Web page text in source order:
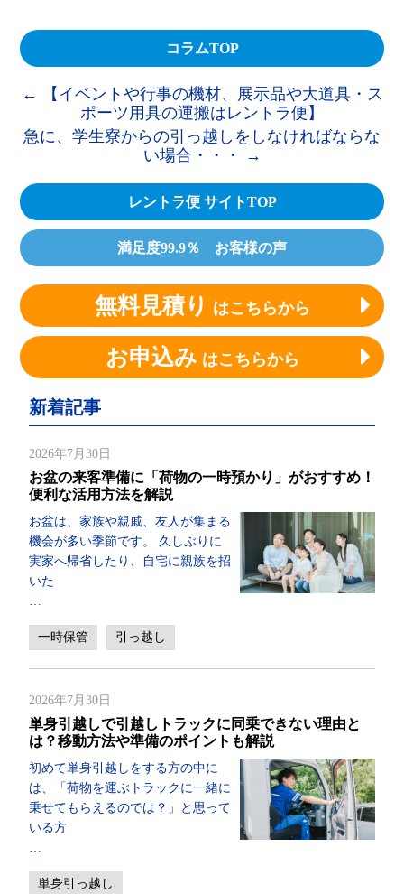
コラムTOP
←
【イベントや行事の機材、展示品や大道具・ス
ポーツ用具の運搬はレントラ便】
急に、学生寮からの引っ越しをしなければならな
い場合・・・
→
レントラ便 サイトTOP
満足度99.9％ お客様の声
無料見積り はこちらから
お申込み はこちらから
新着記事
2026年7月30日
お盆の来客準備に「荷物の一時預かり」がおすすめ！
便利な活用方法を解説
お盆は、家族や親戚、友人が集まる
機会が多い季節です。 久しぶりに
実家へ帰省したり、自宅に親族を招
いた
一時保管 引っ越し
2026年7月30日
単身引越しで引越しトラックに同乗できない理由と
は？移動方法や準備のポイントも解説
初めて単身引越しをする方の中に
は、「荷物を運ぶトラックに一緒に
乗せてもらえるのでは？」と思って
いる方
単身引っ越し